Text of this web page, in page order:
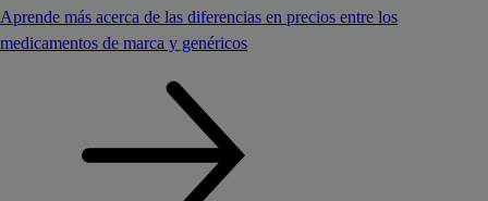
Aprende más acerca de las diferencias en precios entre los
medicamentos de marca y genéricos